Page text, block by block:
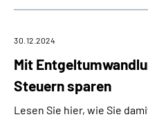
Mein
Mit
Steuern sparen
30.12.2024
Lesen Sie hier, wie Sie